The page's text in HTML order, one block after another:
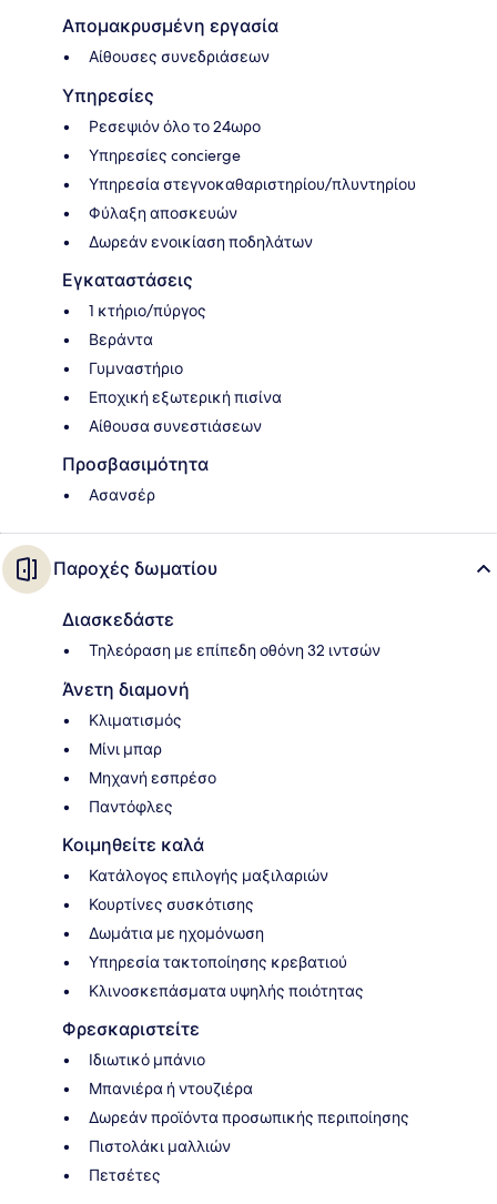
Απομακρυσμένη εργασία
Αίθουσες συνεδριάσεων
Υπηρεσίες
Ρεσεψιόν όλο το 24ωρο
Υπηρεσίες concierge
Υπηρεσία στεγνοκαθαριστηρίου/πλυντηρίου
Φύλαξη αποσκευών
Δωρεάν ενοικίαση ποδηλάτων
Εγκαταστάσεις
1 κτήριο/πύργος
Βεράντα
Γυμναστήριο
Εποχική εξωτερική πισίνα
Αίθουσα συνεστιάσεων
Προσβασιμότητα
Ασανσέρ
Παροχές δωματίου
Διασκεδάστε
Τηλεόραση με επίπεδη οθόνη 32 ιντσών
Άνετη διαμονή
Κλιματισμός
Μίνι μπαρ
Μηχανή εσπρέσο
Παντόφλες
Κοιμηθείτε καλά
Κατάλογος επιλογής μαξιλαριών
Κουρτίνες συσκότισης
Δωμάτια με ηχομόνωση
Υπηρεσία τακτοποίησης κρεβατιού
Κλινοσκεπάσματα υψηλής ποιότητας
Φρεσκαριστείτε
Ιδιωτικό μπάνιο
Μπανιέρα ή ντουζιέρα
Δωρεάν προϊόντα προσωπικής περιποίησης
Πιστολάκι μαλλιών
Πετσέτες